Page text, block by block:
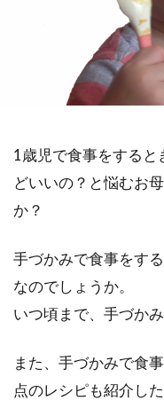
1歳児で食事をする
どいいの？と悩むお
か？
手づかみで食事をす
なのでしょうか。
いつ頃まで、手づか
また、手づかみで食
点のレシピも紹介し